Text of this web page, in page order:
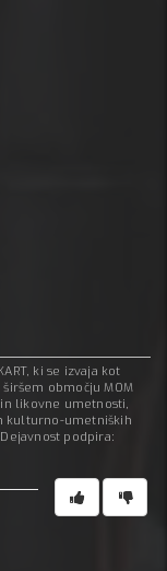
ki se izvaja kot
območju MOM
likovne umetnosti,
kulturno-umetniških
podpira: